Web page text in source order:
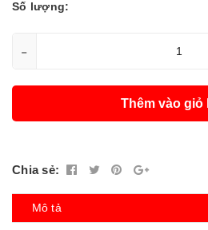
Số lượng:
-
Thêm vào giỏ
Chia sẻ:
Mô tả